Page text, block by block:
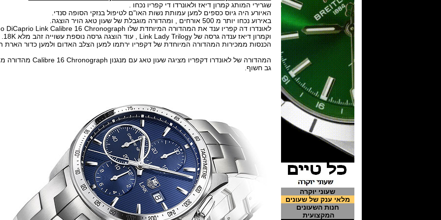
שעוני יוקרה
מלאי ענק של שעונים
חנות השעונים
המקצועית
שגרירי המותג קמרון דיאז ולאונרדו די קפריו נכחו .
האיורע היה גיוס כספים למען עמותת נשות האו"ם לטיפול בנזקי הסופה סנדי.
באירוע נכחו יותר מ 500 אורחים , ומהדורה מוגבלת של שעון טאג הויר הוצגה.
לאונדרו דה קפריו ענד את המהדורה המיוחדת שלו Leonardo DiCaprio Link Calibre 16 Chronograph
וקמרון דיאז ענדה גרסה של Link Lady Trilogy , עוד הוצגה גרסה נוספת עשוייה זהב מלא 18K.
הכנסות ממכירות המהדורה המיוחדת של דקפריו ירתמו למען הצלב האדום ולמען כדור הארת
המהדורה של לאונדרו דקפריו מציגה שעון טאג עם מנגנון Calibre 16 Chronograph מהדורה מוגבלת עם
גב חשוף.